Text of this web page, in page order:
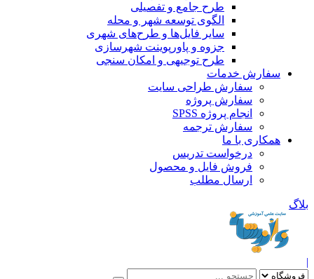
طرح جامع و تفصیلی
الگوی توسعه شهر و محله
سایر فایل‌ها و طرح‌های شهری
جزوه و پاورپوینت شهرسازی
طرح توجیهی و امکان سنجی
سفارش خدمات
سفارش طراحی سایت
سفارش پروژه
انجام پروژه SPSS
سفارش ترجمه
همکاری با ما
درخواست تدریس
فروش فایل و محصول
ارسال مطلب